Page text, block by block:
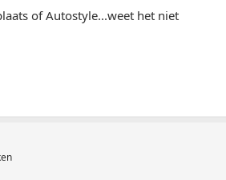
of Autostyle...weet het niet